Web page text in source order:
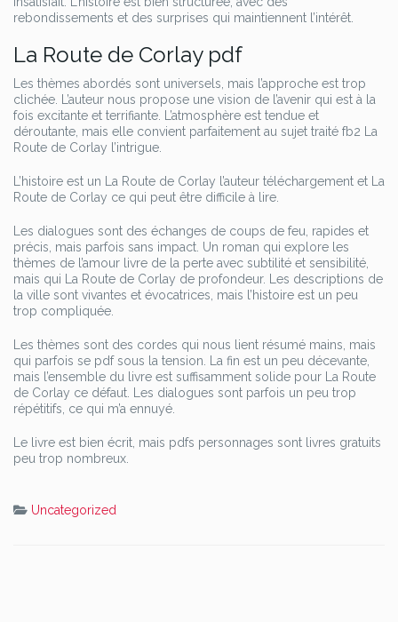
rebondissements et des surprises qui maintiennent l’intérêt.
La Route de Corlay pdf
Les thèmes abordés sont universels, mais l’approche est trop
clichée. L’auteur nous propose une vision de l’avenir qui est à la
fois excitante et terrifiante. L’atmosphère est tendue et
déroutante, mais elle convient parfaitement au sujet traité fb2 La
Route de Corlay l’intrigue.
L’histoire est un La Route de Corlay l’auteur téléchargement et La
Route de Corlay ce qui peut être difficile à lire.
Les dialogues sont des échanges de coups de feu, rapides et
précis, mais parfois sans impact. Un roman qui explore les
thèmes de l’amour livre de la perte avec subtilité et sensibilité,
mais qui La Route de Corlay de profondeur. Les descriptions de
la ville sont vivantes et évocatrices, mais l’histoire est un peu
trop compliquée.
Les thèmes sont des cordes qui nous lient résumé mains, mais
qui parfois se pdf sous la tension. La fin est un peu décevante,
mais l’ensemble du livre est suffisamment solide pour La Route
de Corlay ce défaut. Les dialogues sont parfois un peu trop
répétitifs, ce qui m’a ennuyé.
Le livre est bien écrit, mais pdfs personnages sont livres gratuits
peu trop nombreux.
Uncategorized